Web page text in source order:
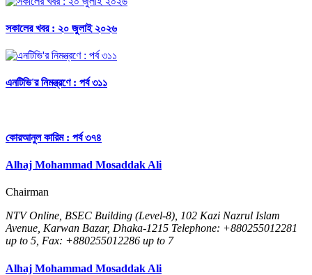
সকালের খবর : ২০ জুলাই ২০২৬
এনটিভি'র নিমন্ত্রণে : পর্ব ৩১১
কোরআনুল কারিম : পর্ব ৩৭৪
Alhaj Mohammad Mosaddak Ali
Chairman
NTV Online, BSEC Building (Level-8), 102 Kazi Nazrul Islam
Avenue, Karwan Bazar, Dhaka-1215 Telephone: +880255012281
up to 5, Fax: +880255012286 up to 7
Alhaj Mohammad Mosaddak Ali